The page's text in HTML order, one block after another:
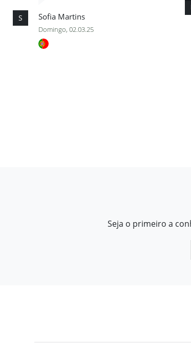
S Sofia Martins
Domingo, 02.03.25
Seja o primeiro a